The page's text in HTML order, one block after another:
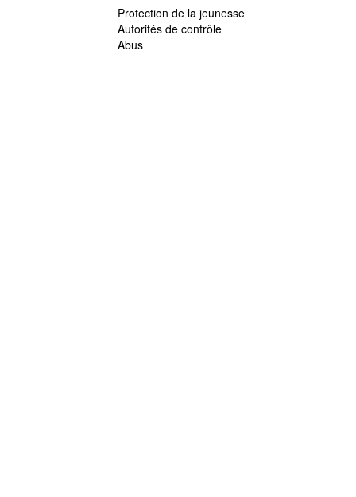
Protection de la jeunesse
Autorités de contrôle
Abus